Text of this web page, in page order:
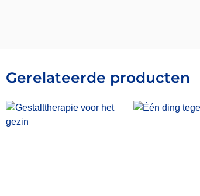
Gerelateerde producten